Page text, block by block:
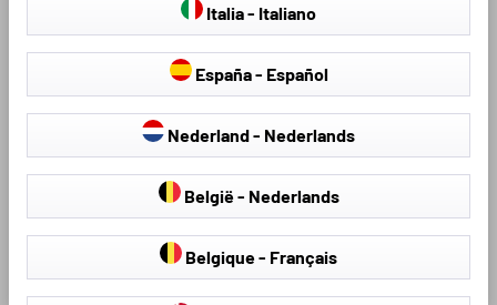
latéraux (*voir sous tuv.com,
avec Certipedia-ID 0000026199)
Contenu de la livraison: 1
housse de siège avant simple, 1
banquette double, dossier et
banquette divisés 1/2, 2
202,97 € 289,95 € 39,96 € 49,95 €
Italia - Italiano
España - Español
Nederland - Nederlands
België - Nederlands
Belgique - Français